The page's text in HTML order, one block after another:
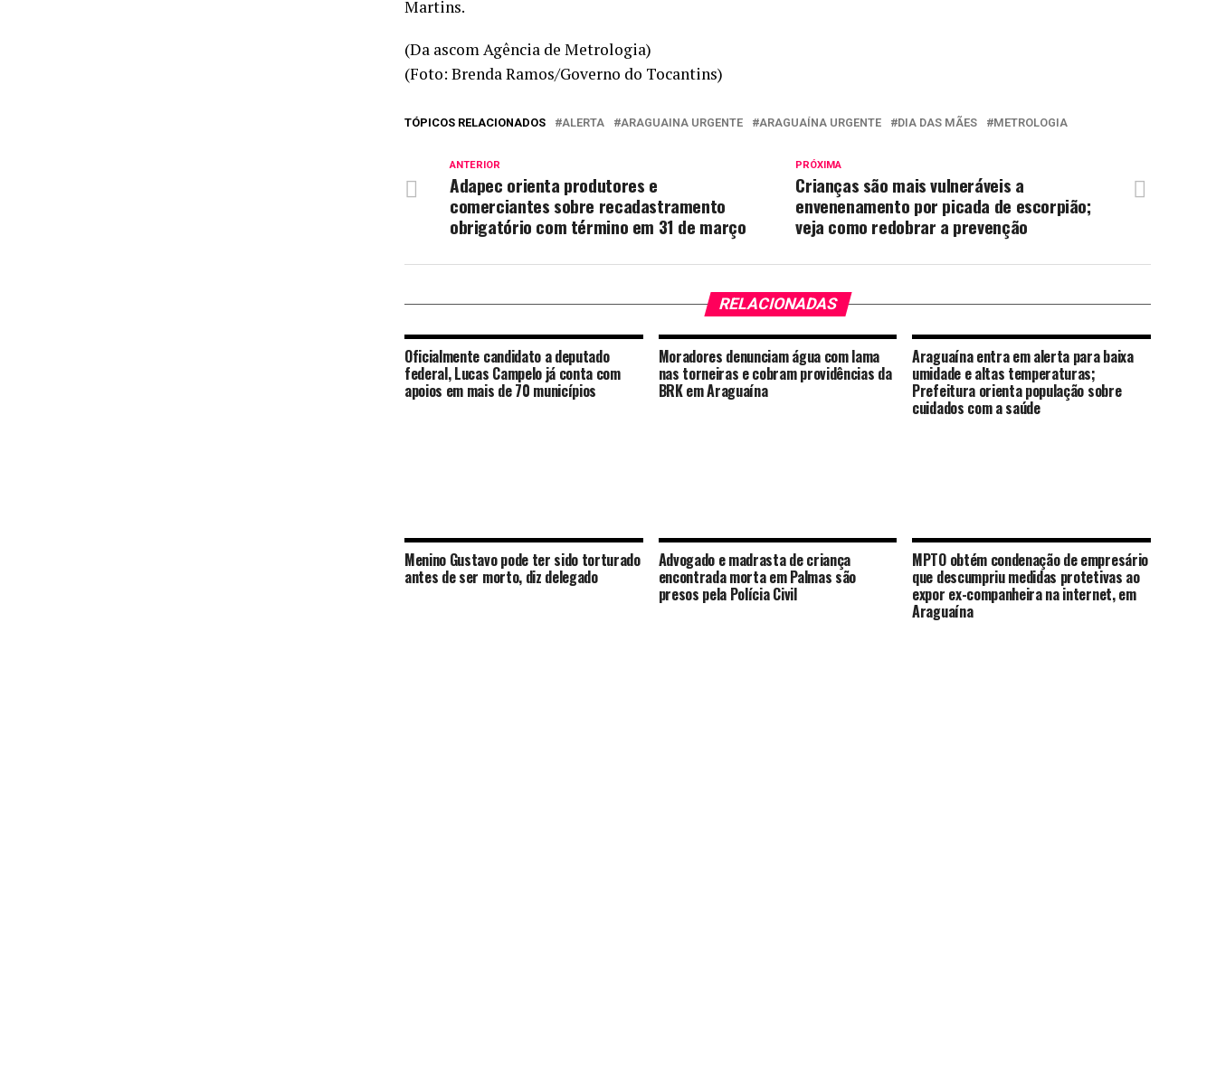
Martins.
(Da ascom Agência de Metrologia)
(Foto: Brenda Ramos/Governo do Tocantins)
TÓPICOS RELACIONADOS ALERTA ARAGUAINA URGENTE ARAGUAÍNA URGENTE DIA DAS MÃES METROLOGIA
PRÓXIMA
Crianças são mais vulneráveis a
envenenamento por picada de escorpião;
veja como redobrar a prevenção
ANTERIOR
Adapec orienta produtores e
comerciantes sobre recadastramento
obrigatório com término em 31 de março
RELACIONADAS
Oficialmente candidato a deputado
federal, Lucas Campelo já conta com
apoios em mais de 70 municípios
Moradores denunciam água com lama
nas torneiras e cobram providências da
BRK em Araguaína
Araguaína entra em alerta para baixa
umidade e altas temperaturas;
Prefeitura orienta população sobre
cuidados com a saúde
Menino Gustavo pode ter sido torturado
antes de ser morto, diz delegado
Advogado e madrasta de criança
encontrada morta em Palmas são
presos pela Polícia Civil
MPTO obtém condenação de empresário
que descumpriu medidas protetivas ao
expor ex-companheira na internet, em
Araguaína